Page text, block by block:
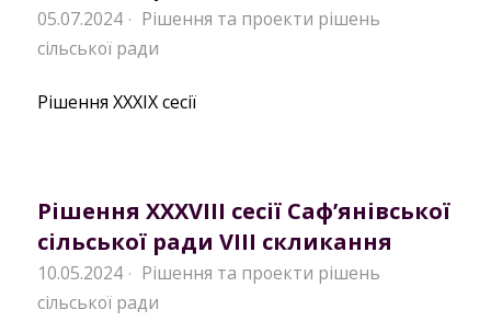
05.07.2024 · Рішення та проекти рішень
сільської ради
Рішення XXXIX сесії
Рішення XXXVIII сесії Саф’янівської
сільської ради VIII скликання
10.05.2024 · Рішення та проекти рішень
сільської ради